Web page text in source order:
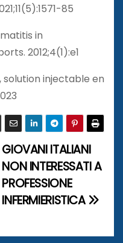
85
in
2012;4(1):e1
solution injectable en
GIOVANI ITALIANI
NON INTERESSATI A
PROFESSIONE
INFERMIERISTICA